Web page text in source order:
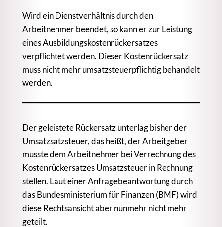
Wird ein Dienstverhältnis durch den
Arbeitnehmer beendet, so kann er zur Leistung
eines Ausbildungskostenrückersatzes
verpflichtet werden. Dieser Kostenrückersatz
muss nicht mehr umsatzsteuerpflichtig behandelt
werden.
Der geleistete Rückersatz unterlag bisher der
Umsatzsatzsteuer, das heißt, der Arbeitgeber
musste dem Arbeitnehmer bei Verrechnung des
Kostenrückersatzes Umsatzsteuer in Rechnung
stellen. Laut einer Anfragebeantwortung durch
das Bundesministerium für Finanzen (BMF) wird
diese Rechtsansicht aber nunmehr nicht mehr
geteilt.